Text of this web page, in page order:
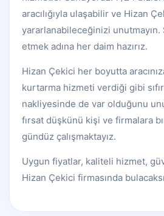
aracılığıyla ulaşabilir ve Hizan
yararlanabileceğinizi
etmek adına her daim hazırız.
Hizan Çekici her boyutta
kurtarma hizmeti verdiği gibi sıfır
nakliyesinde de var olduğunu
fırsat düşkünü kişi ve firmalara
gündüz çalışmaktayız.
Uygun fiyatlar, kaliteli hizmet,
Hizan Çekici firmasında